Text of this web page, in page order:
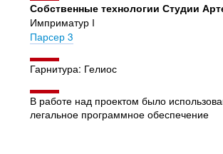
Собственные технологии Студии
Имприматур I
Парсер 3
Гарнитура: Гелиос
В работе над проектом было
легальное программное обеспечение